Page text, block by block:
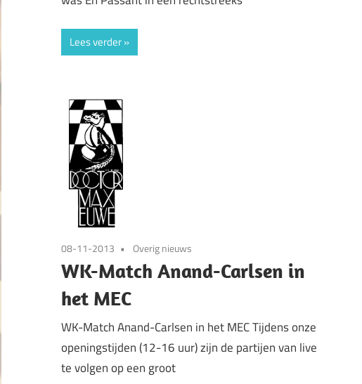
Lees verder
08-11-2013 Overig nieuws
WK-Match Anand-Carlsen in
het MEC
WK-Match Anand-Carlsen in het MEC Tijdens onze
openingstijden (12-16 uur) zijn de partijen van live
te volgen op een groot